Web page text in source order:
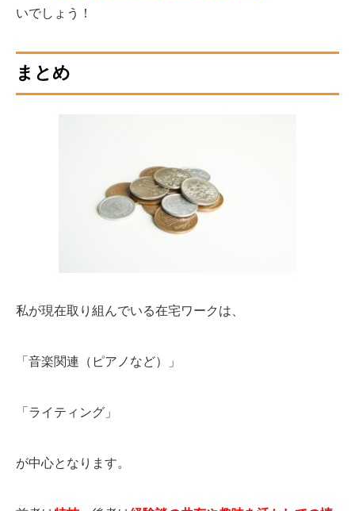
いでしょう！
まとめ
私が現在取り組んでいる在宅ワークは、
「音楽関連（ピアノなど）」
「ライティング」
が中心となります。